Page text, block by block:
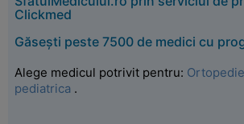
Clickmed
Găsești peste 7500 de medici cu
Alege medicul potrivit pentru: Ortopedie
pediatrica .